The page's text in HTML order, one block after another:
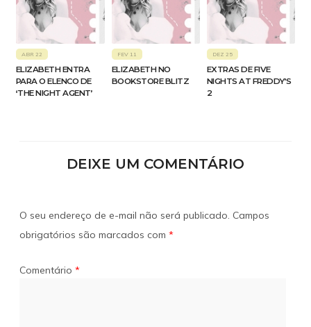
ABR 22
ELIZABETH ENTRA
PARA O ELENCO DE
‘THE NIGHT AGENT’
FEV 11
ELIZABETH NO
BOOKSTORE BLITZ
DEZ 25
EXTRAS DE FIVE
NIGHTS AT FREDDY’S
2
DEIXE UM COMENTÁRIO
O seu endereço de e-mail não será publicado. Campos
obrigatórios são marcados com *
Comentário *